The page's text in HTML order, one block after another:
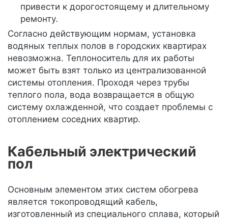
привести к дорогостоящему и длительному
ремонту.
Согласно действующим нормам, установка
водяных теплых полов в городских квартирах
невозможна. Теплоноситель для их работы
может быть взят только из централизованной
системы отопления. Проходя через трубы
теплого пола, вода возвращается в общую
систему охлажденной, что создает проблемы с
отоплением соседних квартир.
Кабельный электрический
пол
Основным элементом этих систем обогрева
является токопроводящий кабель,
изготовленный из специального сплава, который